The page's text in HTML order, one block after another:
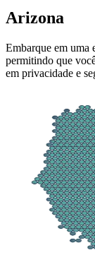
Arizona
Embarque em uma
permitindo que
em privacidade e